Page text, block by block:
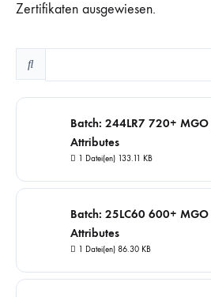
Zertifikaten ausgewiesen.
Batch: 244LR7 720+
Attributes
1 Datei(en) 133.11 KB
Batch: 25LC60 600+
Attributes
1 Datei(en) 86.30 KB